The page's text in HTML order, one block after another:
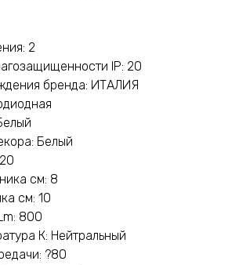
2
IP: 20
бренда: ИТАЛИЯ
Белый
см: 8
см: 10
800
К: Нейтральный
?80